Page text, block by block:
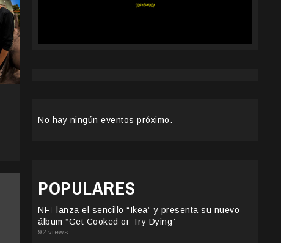
No hay ningún eventos próximo.
POPULARES
NFÏ lanza el sencillo “Ikea” y presenta su nuevo
álbum “Get Cooked or Try Dying”
92 views